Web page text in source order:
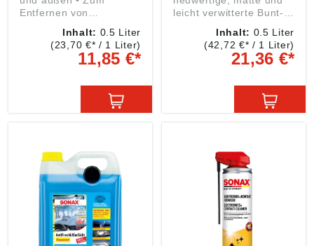
Entfernen von
en und Straßenschmutz
von Fahrzeugscheiben
und Scheinwerfern •
und Nikotinrückstände
von Innenscheiben und
Spiegeln • Auch im
Fenstern bestens
geeignet Angaben
gemäß
Produktsicherheitsveror
dnung ((EU) 2023/998):
SONAX GmbH,
Münchener Str. 75,
86633 Neuburg, DE,
Inhalt: 0.5 Liter
(23,70 €* / 1 Liter)
11,85 €*
leicht verwitterte Bunt-
Feinste Schleifmittel
reinigen schonend die
Lackoberfläche •
Unebenheiten und wirkt
farbauffrischend •
nachhaltig vor
Witterungseinflüssen •
Auch mit der
Poliermaschine zu
verarbeiten Angaben
Produktsicherheitsveror
dnung ((EU) 2023/998):
Inhalt: 0.5 Liter
(42,72 €* / 1 Liter)
21,36 €*